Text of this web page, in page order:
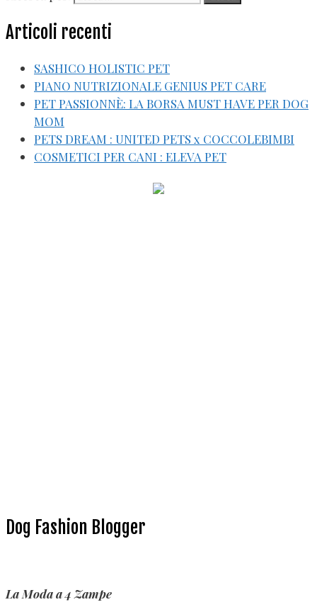
Articoli recenti
SASHICO HOLISTIC PET
PIANO NUTRIZIONALE GENIUS PET CARE
PET PASSIONNÈ: LA BORSA MUST HAVE PER DOG
MOM
PETS DREAM : UNITED PETS x COCCOLEBIMBI
COSMETICI PER CANI : ELEVA PET
Dog Fashion Blogger
La Moda a 4 Zampe